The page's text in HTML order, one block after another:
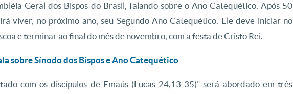
Geral dos Bispos do Brasil, falando sobre o Ano Catequético. Após 50
viver, no próximo ano, seu Segundo Ano Catequético. Ele deve iniciar no
e terminar ao final do mês de novembro, com a festa de Cristo Rei.
sobre Sínodo dos Bispos e Ano Catequético
com os discípulos de Emaús (Lucas 24,13-35)” será abordado em três